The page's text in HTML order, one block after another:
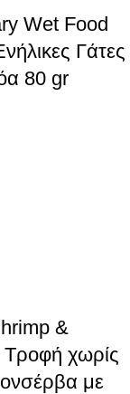
Wet Food
Γάτες
80 gr
&
χωρίς
με